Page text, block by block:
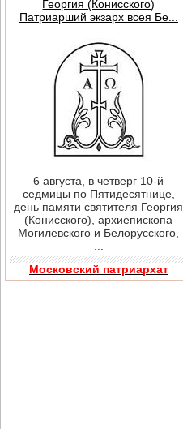
Георгия (Конисского)
Патриарший экзарх всея Бе...
6 августа, в четверг 10-й
седмицы по Пятидесятнице,
день памяти святителя Георгия
(Конисского), архиепископа
Могилевского и Белорусского,
Московский патриархат